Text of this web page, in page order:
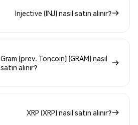
Injective (INJ) nasıl satın alınır?
Gram (prev. Toncoin) (GRAM) nasıl
satın alınır?
XRP (XRP) nasıl satın alınır?